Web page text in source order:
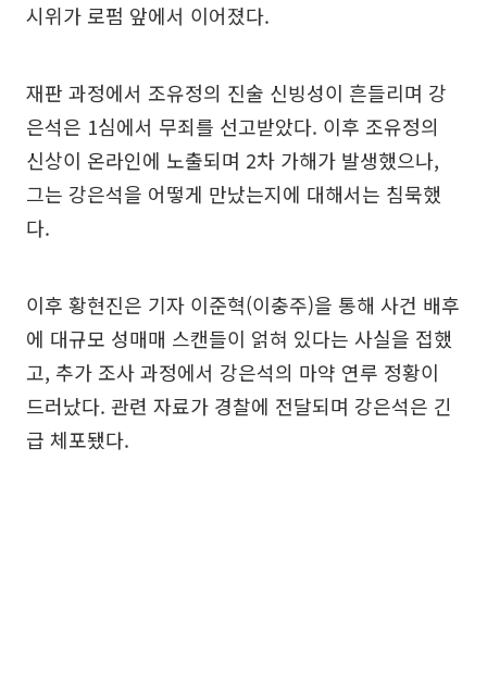
시위가 로펌 앞에서 이어졌다.
재판 과정에서 조유정의 진술 신빙성이 흔들리며 강
은석은 1심에서 무죄를 선고받았다. 이후 조유정의
신상이 온라인에 노출되며 2차 가해가 발생했으나,
그는 강은석을 어떻게 만났는지에 대해서는 침묵했
다.
이후 황현진은 기자 이준혁(이충주)을 통해 사건 배후
에 대규모 성매매 스캔들이 얽혀 있다는 사실을 접했
고, 추가 조사 과정에서 강은석의 마약 연루 정황이
드러났다. 관련 자료가 경찰에 전달되며 강은석은 긴
급 체포됐다.